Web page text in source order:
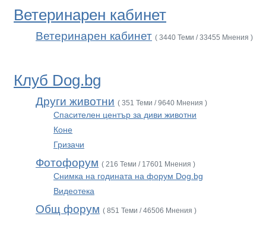
Ветеринарен кабинет
Ветеринарен кабинет ( 3440 Теми / 33455 Мнения )
Клуб Dog.bg
Други животни ( 351 Теми / 9640 Мнения )
Спасителен център за диви животни
Коне
Гризачи
Фотофорум ( 216 Теми / 17601 Мнения )
Снимка на годината на форум Dog.bg
Видеотека
Общ форум ( 851 Теми / 46506 Мнения )